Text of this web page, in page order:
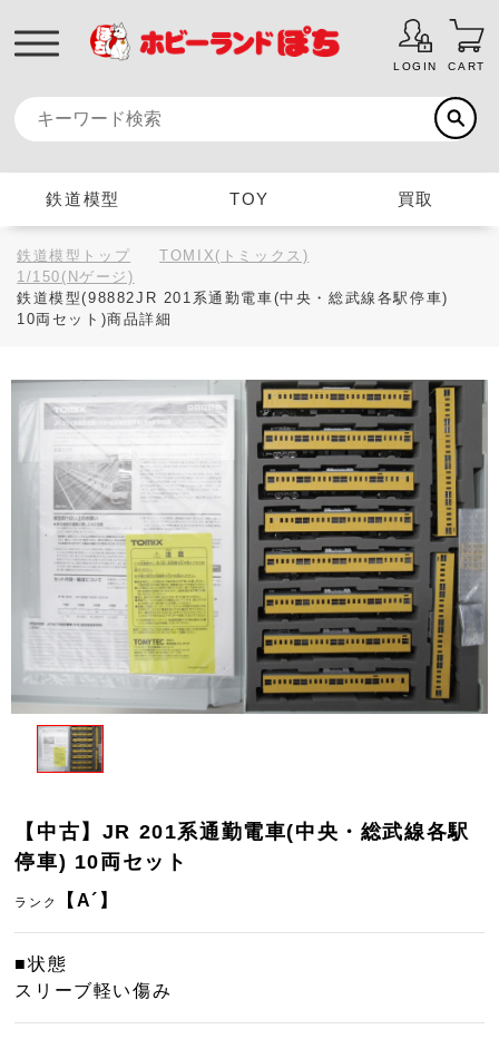
LOGIN CART
鉄道模型 TOY 買取
鉄道模型トップ
TOMIX(トミックス)
1/150(Nゲージ)
鉄道模型(98882JR 201系通勤電車(中央・総武線各駅停車)
10両セット)商品詳細
【中古】JR 201系通勤電車(中央・総武線各駅
停車) 10両セット
ランク 【A´】
■状態
スリーブ軽い傷み